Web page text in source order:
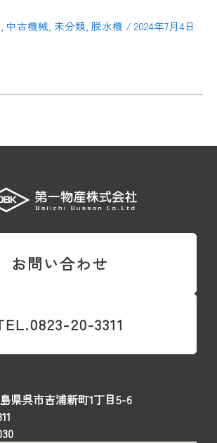
, 中古機械, 未分類, 脱水機 / 2024年7月4日
お問い合わせ
20-3311
県呉市吉浦新町1丁目5-6